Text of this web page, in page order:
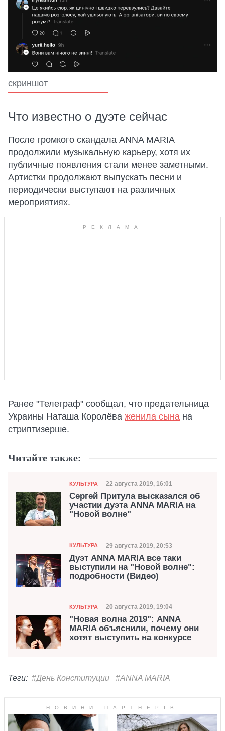
скриншот
Что известно о дуэте сейчас
После громкого скандала ANNA MARIA
продолжили музыкальную карьеру, хотя их
публичные появления стали менее заметными.
Артистки продолжают выпускать песни и
периодически выступают на различных
мероприятиях.
Ранее "Телеграф" сообщал, что предательница
Украины Наташа Королёва женила сына на
стриптизерше.
Читайте также:
Категория
КУЛЬТУРА Дата публикации
22 августа 2019, 16:01
Сергей Притула высказался об
участии дуэта ANNA MARIA на
"Новой волне"
Категория
КУЛЬТУРА Дата публикации
29 августа 2019, 20:53
Дуэт ANNA MARIA все таки
выступили на "Новой волне":
подробности (Видео)
Категория
КУЛЬТУРА Дата публикации
20 августа 2019, 19:04
"Новая волна 2019": ANNA
MARIA объяснили, почему они
хотят выступить на конкурсе
Теги: #День Конституции #ANNA MARIA